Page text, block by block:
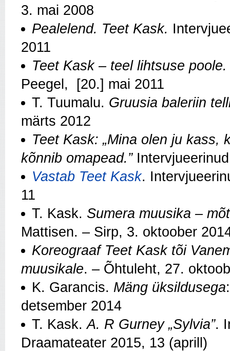
3. mai 2008
Pealelend. Teet Kask.
2011
Teet Kask – teel lihtsuse poole.
Peegel, [20.] mai 2011
T. Tuumalu. Gruusia baleriin
märts 2012
Teet Kask: „Mina olen ju kass,
kõnnib omapead.”
Vastab Teet Kask.
11
T. Kask. Sumera muusika –
Mattisen. – Sirp, 3. oktoober
Koreograaf Teet Kask tõi
muusikale. – Õhtuleht, 27.
K. Garancis. Mäng üksildusega
detsember 2014
T. Kask.A. R Gurney „Sylvia”.
Draamateater 2015, 13 (aprill)